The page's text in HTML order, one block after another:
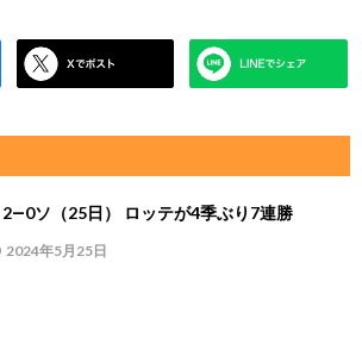
2―0ソ（25日） ロッテが4季ぶり7連勝
2024年5月25日